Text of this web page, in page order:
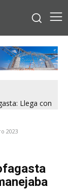
Llega con
2023